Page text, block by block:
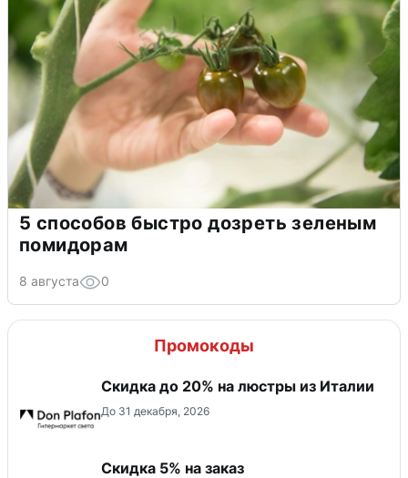
5 способов быстро дозреть зеленым
помидорам
8 августа 0
Промокоды
Скидка до 20% на люстры из Италии
До 31 декабря, 2026
Скидка 5% на заказ